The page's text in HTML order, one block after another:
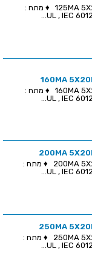
פיוז זכוכית 125MA 5X20MM FAST BLOW ♦ מתח :
פיוז זכוכית 160MA 5X20MM FAST BLOW ♦ מתח :
פיוז זכוכית 200MA 5X20MM FAST BLOW ♦ מתח :
פיוז זכוכית 250MA 5X20MM FAST BLOW ♦ מתח :